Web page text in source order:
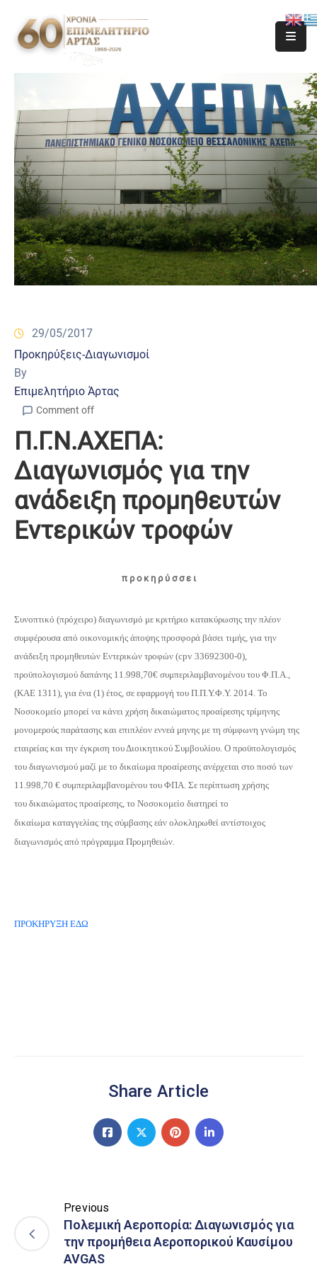
29/05/2017
Προκηρύξεις-Διαγωνισμοί
By
Επιμελητήριο Άρτας
Comment off
Π.Γ.Ν.ΑΧΕΠΑ:
Διαγωνισμός για την
ανάδειξη προμηθευτών
Εντερικών τροφών
π ρ ο κ η ρ ύ σ σ ε ι
Συνοπτικό (πρόχειρο) διαγωνισμό με κριτήριο κατακύρωσης την πλέον
συμφέρουσα από οικονομικής άποψης προσφορά βάσει τιμής, για την
ανάδειξη προμηθευτών Εντερικών τροφών (cpv 33692300-0),
προϋπολογισμού δαπάνης 11.998,70€ συμπεριλαμβανομένου του Φ.Π.Α.,
(ΚΑΕ 1311), για ένα (1) έτος, σε εφαρμογή του Π.Π.Υ.Φ.Υ. 2014. Το
Νοσοκομείο μπορεί να κάνει χρήση δικαιώματος προαίρεσης τρίμηνης
μονομερούς παράτασης και επιπλέον εννεά μηνης με τη σύμφωνη γνώμη της
εταιρείας και την έγκριση του Διοικητικού Συμβουλίου. Ο προϋπολογισμός
του διαγωνισμού μαζί με το δικαίωμα προαίρεσης ανέρχεται στο ποσό των
11.998,70 € συμπεριλαμβανομένου του ΦΠΑ. Σε περίπτωση χρήσης
του δικαιώματος προαίρεσης, το Νοσοκομείο διατηρεί το
δικαίωμα καταγγελίας της σύμβασης εάν ολοκληρωθεί αντίστοιχος
διαγωνισμός από πρόγραμμα Προμηθειών.
ΠΡΟΚΗΡΥΞΗ ΕΔΩ
Share Article
Previous
Πολεμική Αεροπορία: Διαγωνισμός για
την προμήθεια Αεροπορικού Καυσίμου
AVGAS